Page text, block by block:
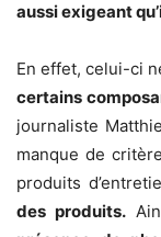
aussi exigeant
En effet, celui-ci
certains
journaliste
manque de
produits
des produits.